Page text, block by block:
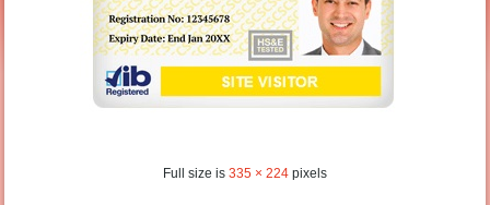
Full size is 335 × 224 pixels